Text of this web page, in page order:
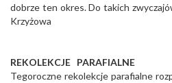
dobrze ten okres. Do takich
Krzyżowa
REKOLEKCJE PARAFIALNE
Tegoroczne rekolekcje parafialne